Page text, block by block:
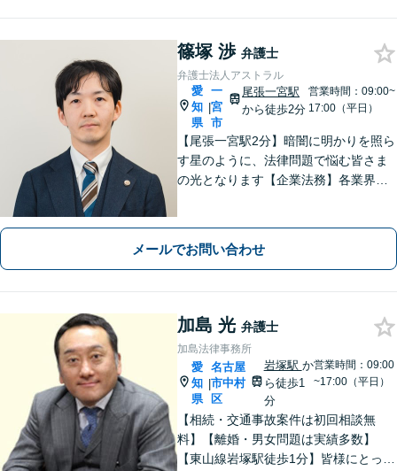
篠塚 渉 弁護士
弁護士法人アストラル
愛
知
県
|
一
宮
市
尾張一宮駅
から徒歩2分
営業時間：09:00~
17:00（平日）
【尾張一宮駅2分】暗闇に明かりを照ら
す星のように、法律問題で悩む皆さま
の光となります【企業法務】各業界特
ーズにも対応【完全個室】
メールでお問い合わせ
加島 光 弁護士
加島法律事務所
愛
知
県
|
名古屋
市中村
区
岩塚駅 か
ら徒歩1
分
営業時間：09:00
~17:00（平日）
【相続・交通事故案件は初回相談無
料】【離婚・男女問題は実績多数】
【東山線岩塚駅徒歩1分】皆様にとって